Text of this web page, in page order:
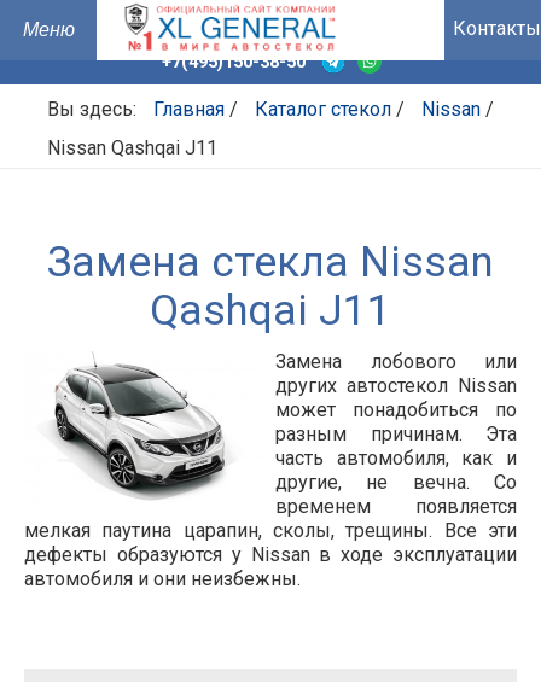
Контакты
+7(495)150-38-50
Вы здесь: Главная / Каталог стекол / Nissan /
Nissan Qashqai J11
Замена стекла Nissan
Qashqai J11
Замена лобового или
других автостекол Nissan
может понадобиться по
разным причинам. Эта
часть автомобиля, как и
другие, не вечна. Со
временем появляется
мелкая паутина царапин, сколы, трещины. Все эти
дефекты образуются у Nissan в ходе эксплуатации
автомобиля и они неизбежны.